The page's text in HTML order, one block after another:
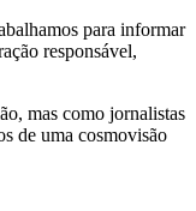
para informar
responsável,
mas como jornalistas
de uma cosmovisão